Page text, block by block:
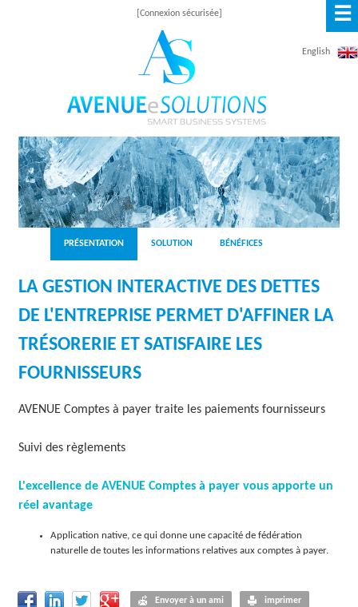
A
V
E
N
U
E
E
S
O
L
U
I
N
[Connexion sécurisée]
English
PRÉSENTATION SOLUTION BÉNÉFICES
LA GESTION INTERACTIVE DES DETTES
DE L'ENTREPRISE PERMET D'AFFINER LA
TRÉSORERIE ET SATISFAIRE LES
FOURNISSEURS
AVENUE Comptes à payer traite les paiements fournisseurs
Suivi des règlements
L'excellence de AVENUE Comptes à payer vous apporte un
réel avantage
Application native, ce qui donne une capacité de fédération
naturelle de toutes les informations relatives aux comptes à payer.
Envoyer à un ami imprimer
☰